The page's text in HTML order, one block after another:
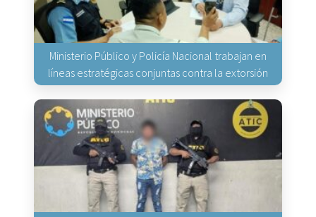
Ministerio Público y Policía Nacional trabajan en
líneas estratégicas conjuntas contra la extorsión